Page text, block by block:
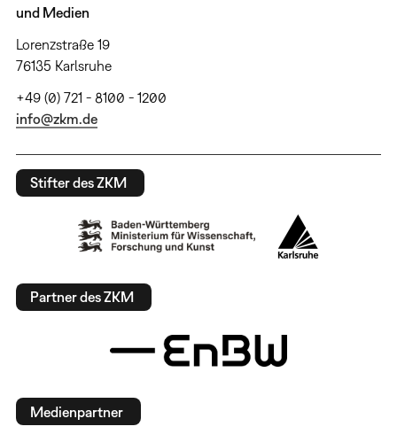
und Medien
Lorenzstraße 19
76135 Karlsruhe
+49 (0) 721 - 8100 - 1200
info@zkm.de
Stifter des ZKM
Partner des ZKM
Medienpartner